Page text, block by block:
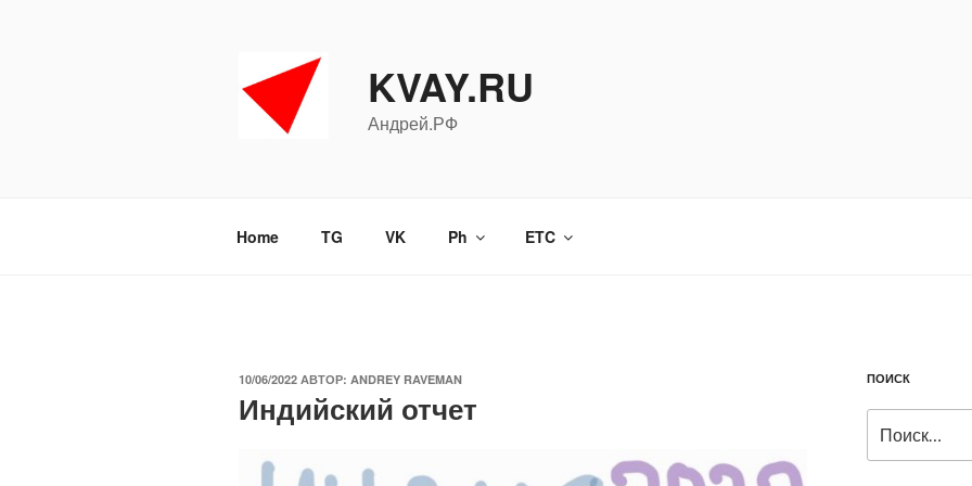
KVAY.RU
Андрей.РФ
Home TG VK Ph ETC
ОПУБЛИКОВАНО
10/06/2022 АВТОР: ANDREY RAVEMAN
Индийский отчет
ПОИСК